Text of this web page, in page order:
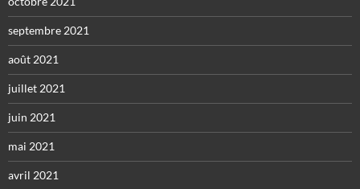
septembre 2021
août 2021
juillet 2021
juin 2021
mai 2021
avril 2021